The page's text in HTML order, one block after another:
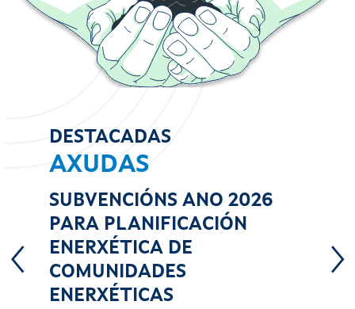
DESTACADAS
AXUDAS
SUBVENCIÓNS ANO 2026
PARA PLANIFICACIÓN
ENERXÉTICA DE
COMUNIDADES
ENERXÉTICAS